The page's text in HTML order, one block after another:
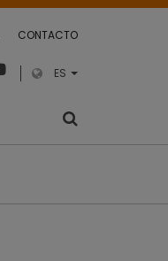
CONTACTO
ES